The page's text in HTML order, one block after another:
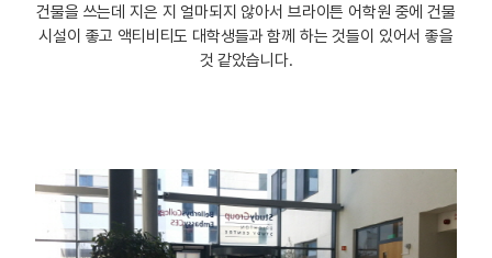
건물을 쓰는데 지은 지 얼마되지 않아서 브라이튼 어학원 중에 건물
시설이 좋고 액티비티도 대학생들과 함께 하는 것들이 있어서 좋을
것 같았습니다.